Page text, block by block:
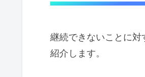
継続できないことに
紹介します。